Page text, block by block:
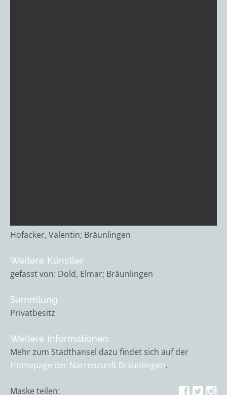
Hofacker, Valentin; Bräunlingen
Weitere Künstler
gefasst von: Dold, Elmar; Bräunlingen
Sammlung
Privatbesitz
Weitere Informationen
Mehr zum Stadthansel dazu findet sich auf der
Homepage der Narrenzunft Bräunlingen.
Maske teilen: